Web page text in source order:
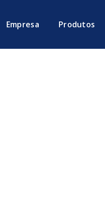
Empresa Produtos